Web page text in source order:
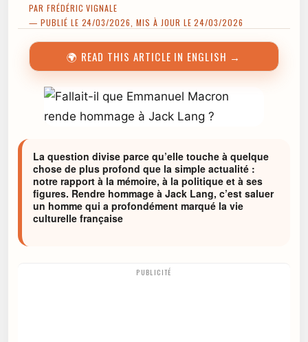
PAR FRÉDÉRIC VIGNALE
— PUBLIÉ LE 24/03/2026, MIS À JOUR LE 24/03/2026
🌍 READ THIS ARTICLE IN ENGLISH →
La question divise parce qu’elle touche à quelque
chose de plus profond que la simple actualité :
notre rapport à la mémoire, à la politique et à ses
figures. Rendre hommage à Jack Lang, c’est saluer
un homme qui a profondément marqué la vie
culturelle française
PUBLICITÉ